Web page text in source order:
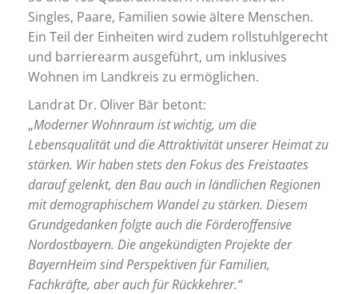
Singles, Paare, Familien sowie ältere Menschen.
Ein Teil der Einheiten wird zudem rollstuhlgerecht
und barrierearm ausgeführt, um inklusives
Wohnen im Landkreis zu ermöglichen.
Landrat Dr. Oliver Bär betont:
„Moderner Wohnraum ist wichtig, um die
Lebensqualität und die Attraktivität unserer Heimat zu
stärken. Wir haben stets den Fokus des Freistaates
darauf gelenkt, den Bau auch in ländlichen Regionen
mit demographischem Wandel zu stärken. Diesem
Grundgedanken folgte auch die Förderoffensive
Nordostbayern. Die angekündigten Projekte der
BayernHeim sind Perspektiven für Familien,
Fachkräfte, aber auch für Rückkehrer.“